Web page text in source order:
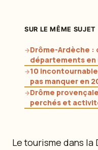
SUR LE MÊME SUJET
→Drôme-Ardèche :
départements en
→10
pas manquer en
→Drôme
perchés et
Le tourisme dans la